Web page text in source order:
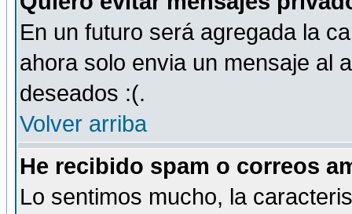
En un futuro será agregada la
ahora solo envia un mensaje al
deseados :(.
Volver arriba
He recibido spam o correos
Lo sentimos mucho, la